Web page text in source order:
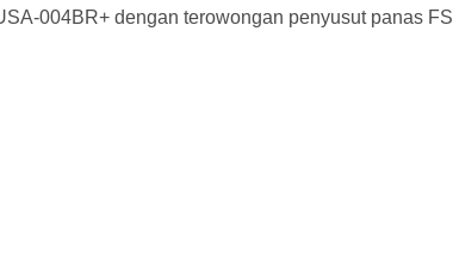
004BR+ dengan terowongan penyusut panas